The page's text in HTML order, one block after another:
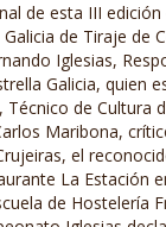
de esta III
de Tiraje de
Iglesias,
Galicia, quien
Técnico de Cultura
Maribona,
el
La Estación
de Hostelería